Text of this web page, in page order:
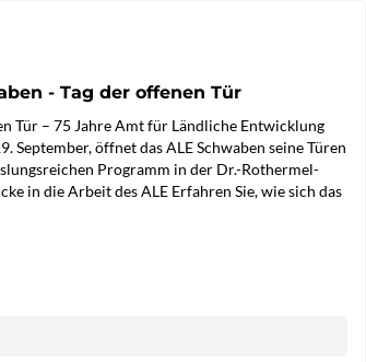
- Tag der offenen Tür
Tür – 75 Jahre Amt für Ländliche Entwicklung
September, öffnet das ALE Schwaben seine Türen
Programm in der Dr.-Rothermel-
in die Arbeit des ALE Erfahren Sie, wie sich das